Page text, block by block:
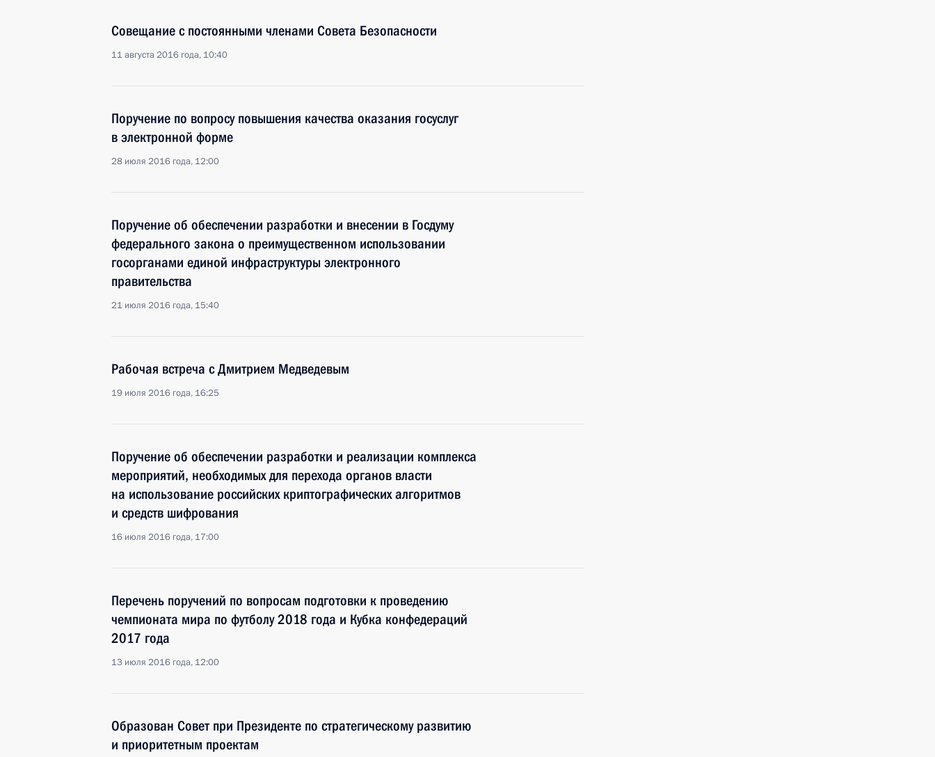
Совещание с постоянными членами Совета Безопасности
11 августа 2016 года, 10:40
Поручение по вопросу повышения качества оказания госуслуг
в электронной форме
28 июля 2016 года, 12:00
Поручение об обеспечении разработки и внесении в Госдуму
федерального закона о преимущественном использовании
госорганами единой инфраструктуры электронного
правительства
21 июля 2016 года, 15:40
Рабочая встреча с Дмитрием Медведевым
19 июля 2016 года, 16:25
Поручение об обеспечении разработки и реализации комплекса
мероприятий, необходимых для перехода органов власти
на использование российских криптографических алгоритмов
и средств шифрования
16 июля 2016 года, 17:00
Перечень поручений по вопросам подготовки к проведению
чемпионата мира по футболу 2018 года и Кубка конфедераций
2017 года
13 июля 2016 года, 12:00
Образован Совет при Президенте по стратегическому развитию
и приоритетным проектам